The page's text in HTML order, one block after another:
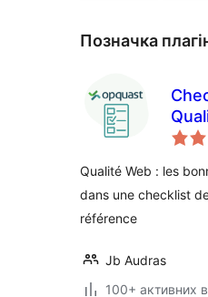
Позначка
Qualité Web : les
dans une checklist
référence
Jb Audras
100+ активних